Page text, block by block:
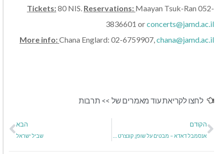
Tickets:80 NIS. Reservations: Maayan Tsuk-Ran 052-
3836601 orconcerts@jamd.ac.il
More info:Chana Englard: 02-6759907,chana@jamd.ac.il
לחצו לקריאת עוד מאמרים של >> תרבות
הקודם הבא
שביל ישראל